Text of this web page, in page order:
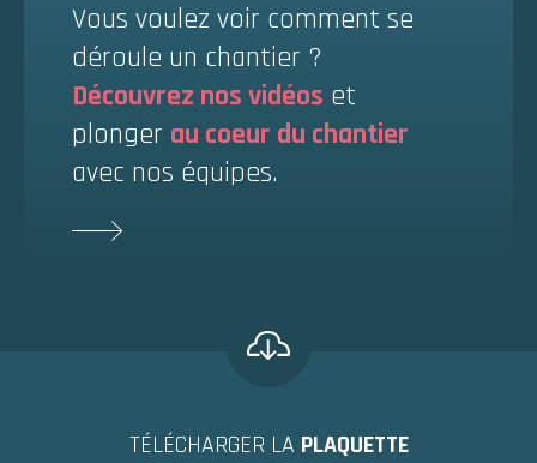
Vous voulez voir comment se
déroule un chantier ?
Découvrez nos vidéos et
plonger au coeur du chantier
avec nos équipes.
TÉLÉCHARGER LA PLAQUETTE